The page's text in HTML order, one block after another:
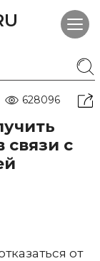
628096
связи с
от